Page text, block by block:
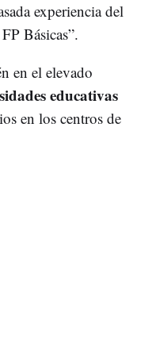
experiencia del
Básicas”.
en el elevado
educativas
en los centros de